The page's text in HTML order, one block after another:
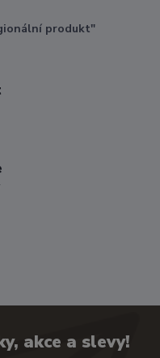
produkt"
akce a slevy!